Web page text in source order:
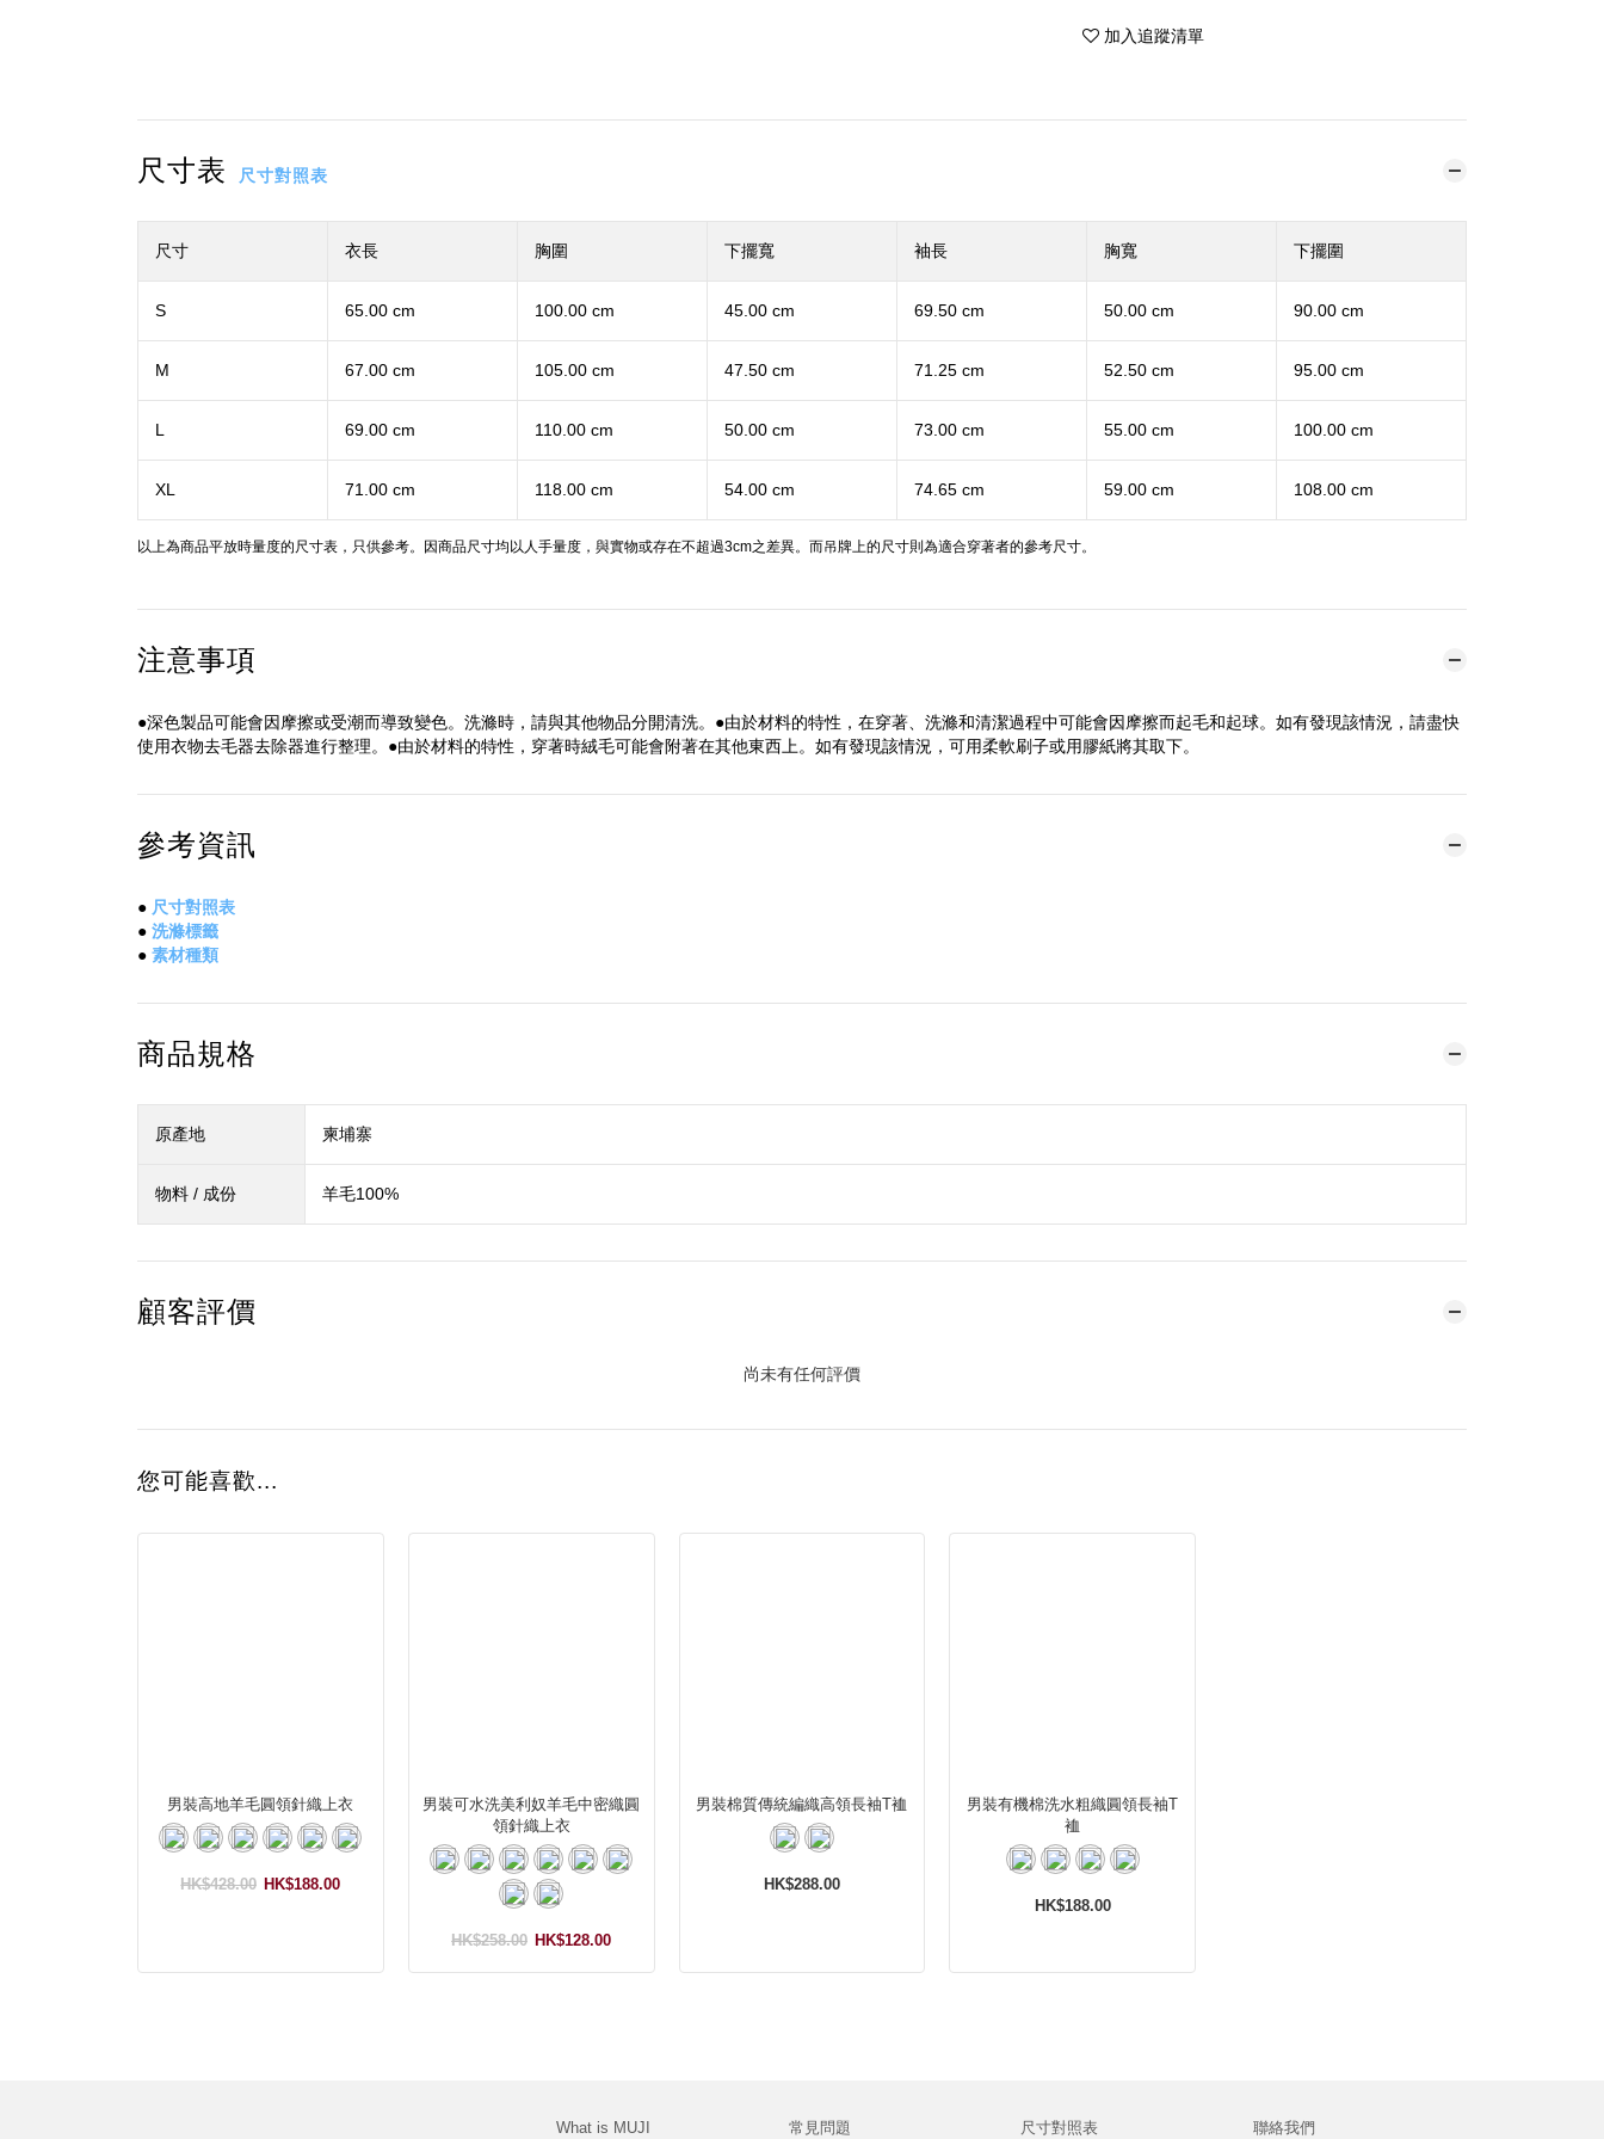
加入追蹤清單
尺寸表 尺寸對照表
尺寸 衣長 胸圍 下擺寬 袖長 胸寬 下擺圍
S 65.00 cm 100.00 cm 45.00 cm 69.50 cm 50.00 cm 90.00 cm
M 67.00 cm 105.00 cm 47.50 cm 71.25 cm 52.50 cm 95.00 cm
L 69.00 cm 110.00 cm 50.00 cm 73.00 cm 55.00 cm 100.00 cm
XL 71.00 cm 118.00 cm 54.00 cm 74.65 cm 59.00 cm 108.00 cm
以上為商品平放時量度的尺寸表，只供參考。因商品尺寸均以人手量度，與實物或存在不超過3cm之差異。而吊牌上的尺寸則為適合穿著者的參考尺寸。
注意事項
●深色製品可能會因摩擦或受潮而導致變色。洗滌時，請與其他物品分開清洗。●由於材料的特性，在穿著、洗滌和清潔過程中可能會因摩擦而起毛和起球。如有發現該情況，請盡快
使用衣物去毛器去除器進行整理。●由於材料的特性，穿著時絨毛可能會附著在其他東西上。如有發現該情況，可用柔軟刷子或用膠紙將其取下。
參考資訊
● 尺寸對照表
● 洗滌標籤
● 素材種類
商品規格
原產地 柬埔寨
物料 / 成份 羊毛100%
顧客評價
尚未有任何評價
您可能喜歡...
男裝高地羊毛圓領針織上衣
HK$188.00
HK$428.00
男裝可水洗美利奴羊毛中密織圓
領針織上衣
HK$128.00
HK$258.00
男裝棉質傳統編織高領長袖T裇
HK$288.00
男裝有機棉洗水粗織圓領長袖T
裇
HK$188.00
What is MUJI 常見問題 尺寸對照表 聯絡我們